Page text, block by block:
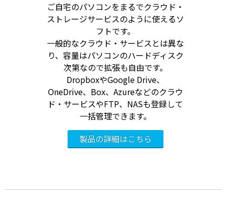
ご自宅のパソコンをまるでクラウド・
ストレージサービスのように使えるソ
フトです。
一般的なクラウド・サービスとは異な
り、容量はパソコンのハードディスク
次第なので拡張も自由です。
DropboxやGoogle Drive、
OneDrive、Box、Azureなどのクラウ
ド・サービスやFTP、NASも登録して
一括管理できます。